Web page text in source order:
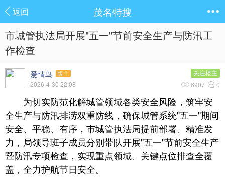
返回 茂名特搜
市城管执法局开展"五一"节前安全生产与防汛工
作检查
爱情鸟 版主
2026-4-30 22:08
关注楼主
6907 0
为切实防范化解城管领域各类安全风险，筑牢安
全生产与防汛排涝双重防线，确保城管系统"五一"期间
安全、平稳、有序，市城管执法局提前部署、精准发
力，局领导班子成员分别带队开展"五一"节前安全生产
暨防汛专项检查，实现重点领域、关键点位排查全覆
盖，全力护航节日安全。